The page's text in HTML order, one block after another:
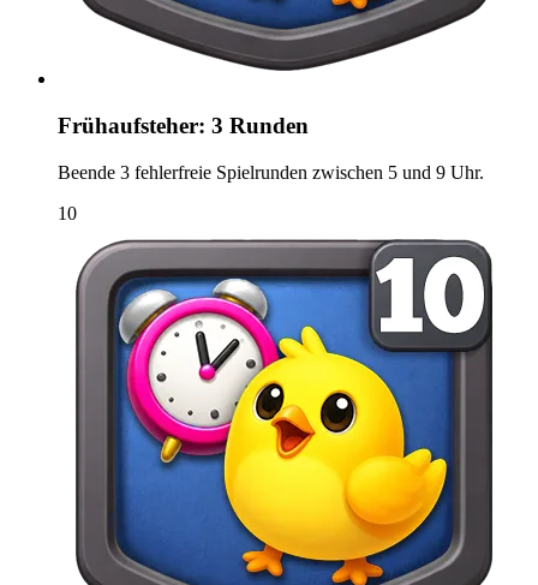
Frühaufsteher: 3 Runden
Beende 3 fehlerfreie Spielrunden zwischen 5 und 9 Uhr.
10